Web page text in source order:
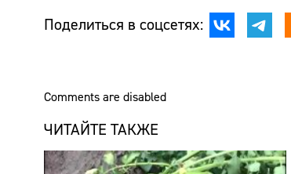
Поделиться в соцсетях:
Comments are disabled
ЧИТАЙТЕ ТАКЖЕ